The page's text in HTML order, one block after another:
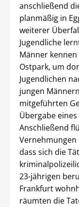
anschließend
planmäßig in
weiterer
Jugendliche
Männer
Ostpark, um
Jugendlichen
jungen
mitgeführten
Übergabe
Anschließend
Vernehmungen
dass sich die
23-jährigen
Frankfurt
räumten die